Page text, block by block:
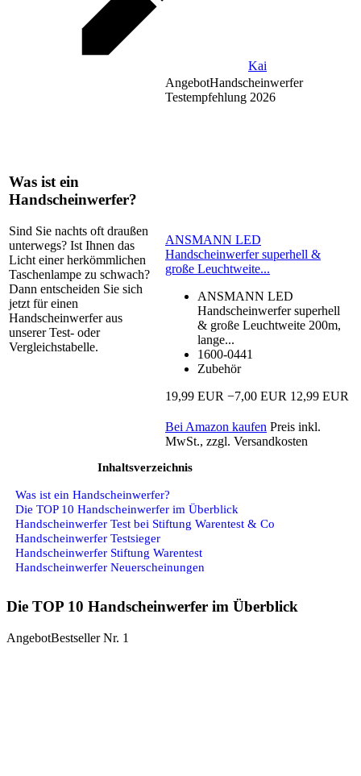
Kai
Was ist ein
Handscheinwerfer?
Sind Sie nachts oft draußen
unterwegs? Ist Ihnen das
Licht einer herkömmlichen
Taschenlampe zu schwach?
Dann entscheiden Sie sich
jetzt für einen
Handscheinwerfer aus
unserer Test- oder
Vergleichstabelle.
AngebotHandscheinwerfer
Testempfehlung 2026
ANSMANN LED
Handscheinwerfer superhell &
große Leuchtweite...
ANSMANN LED
Handscheinwerfer superhell
& große Leuchtweite 200m,
lange...
1600-0441
Zubehör
19,99 EUR −7,00 EUR 12,99 EUR
Bei Amazon kaufen Preis inkl.
MwSt., zzgl. Versandkosten
Inhaltsverzeichnis
Was ist ein Handscheinwerfer?
Die TOP 10 Handscheinwerfer im Überblick
Handscheinwerfer Test bei Stiftung Warentest & Co
Handscheinwerfer Testsieger
Handscheinwerfer Stiftung Warentest
Handscheinwerfer Neuerscheinungen
Die TOP 10 Handscheinwerfer im Überblick
AngebotBestseller Nr. 1